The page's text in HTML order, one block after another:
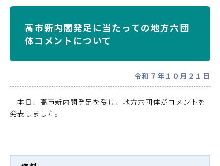
高市新内閣発足に当たっての地方六団
体コメントについて
令和７年１０月２１日
本日、高市新内閣発足を受け、地方六団体がコメントを
発表しました。